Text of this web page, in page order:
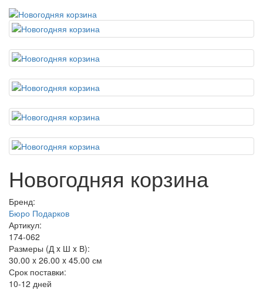
Новогодняя корзина
Бренд:
Бюро Подарков
Артикул:
174-062
Размеры (Д x Ш x В):
30.00 x 26.00 x 45.00 см
Срок поставки:
10-12 дней